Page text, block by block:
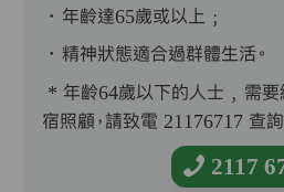
．年齡達65歲或以上﹔
．精神狀態適合過群體生活。
* 年齡64歲以下的人士﹐需要
宿照顧，請致電 21176717 查詢
2117